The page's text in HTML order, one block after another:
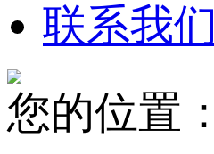
联系我们
您的位置：